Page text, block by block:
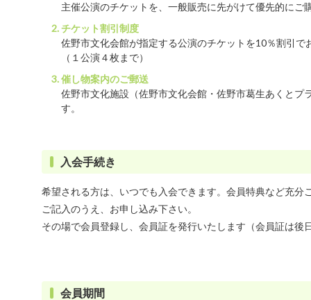
主催公演のチケットを、一般販売に先がけて優先的にご
チケット割引制度
佐野市文化会館が指定する公演のチケットを10％割引で
（１公演４枚まで）
催し物案内のご郵送
佐野市文化施設（佐野市文化会館・佐野市葛生あくと
す。
入会手続き
希望される方は、いつでも入会できます。会員特典など充
ご記入のうえ、お申し込み下さい。
その場で会員登録し、会員証を発行いたします（会員証は後
会員期間